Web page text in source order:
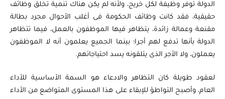
الدولة توفر وظيفة لكل خريج، ولأنه لم يكن هناك تنمية تخلق وظائف
حقيقية، فقد كانت وظائف الحكومة فى أغلب الأحوال مجرد بطالة
مقنعة وعمالة زائدة، يتظاهر فيها الموظفون بالعمل، فيما تتظاهر
الدولة بأنها تدفع لهم أجرا؛ بينما الجميع يعلمون أنه لا الموظفون
يعملون، ولا الأجر الذى يتلقونه يسد احتياجاتهم.
لعقود طويلة كان التظاهر والادعاء هو السمة الأساسية للأداء
العام، وأصبح التواطؤ للإبقاء على هذا المستوى المتواضع من الأداء